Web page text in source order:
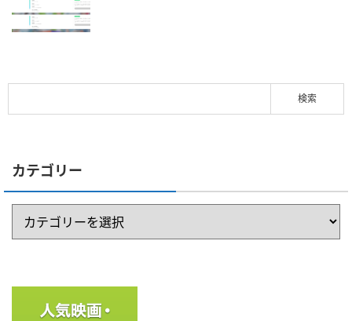
カテゴリー